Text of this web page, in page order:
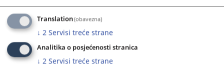
Translation(obavezna)
↓ 2 Servisi treće strane
Analitika o posjećenosti stranica
↓ 2 Servisi treće strane